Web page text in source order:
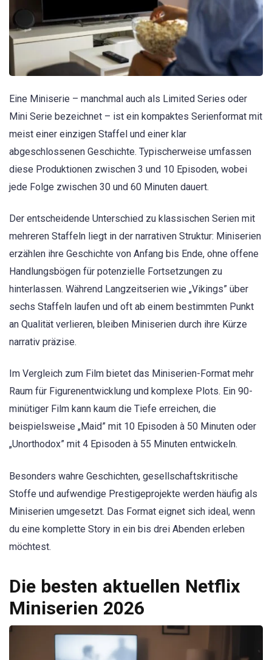
Eine Miniserie – manchmal auch als Limited Series oder
Mini Serie bezeichnet – ist ein kompaktes Serienformat mit
meist einer einzigen Staffel und einer klar
abgeschlossenen Geschichte. Typischerweise umfassen
diese Produktionen zwischen 3 und 10 Episoden, wobei
jede Folge zwischen 30 und 60 Minuten dauert.
Der entscheidende Unterschied zu klassischen Serien mit
mehreren Staffeln liegt in der narrativen Struktur: Miniserien
erzählen ihre Geschichte von Anfang bis Ende, ohne offene
Handlungsbögen für potenzielle Fortsetzungen zu
hinterlassen. Während Langzeitserien wie „Vikings” über
sechs Staffeln laufen und oft ab einem bestimmten Punkt
an Qualität verlieren, bleiben Miniserien durch ihre Kürze
narrativ präzise.
Im Vergleich zum Film bietet das Miniserien-Format mehr
Raum für Figurenentwicklung und komplexe Plots. Ein 90-
minütiger Film kann kaum die Tiefe erreichen, die
beispielsweise „Maid” mit 10 Episoden à 50 Minuten oder
„Unorthodox” mit 4 Episoden à 55 Minuten entwickeln.
Besonders wahre Geschichten, gesellschaftskritische
Stoffe und aufwendige Prestigeprojekte werden häufig als
Miniserien umgesetzt. Das Format eignet sich ideal, wenn
du eine komplette Story in ein bis drei Abenden erleben
möchtest.
Die besten aktuellen Netflix
Miniserien 2026